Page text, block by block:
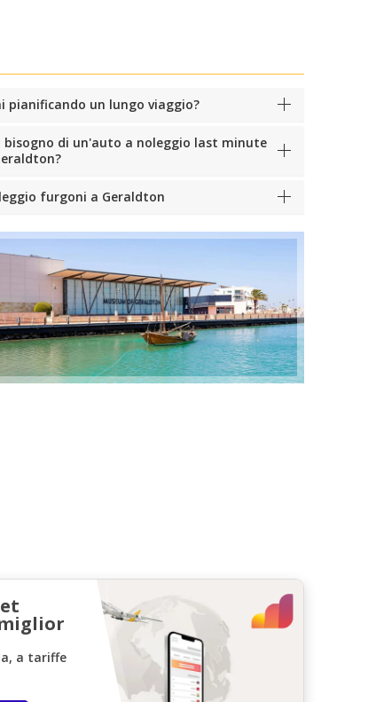
pianificando un lungo viaggio?
bisogno di un'auto a noleggio last minute
furgoni a Geraldton
a tariffe